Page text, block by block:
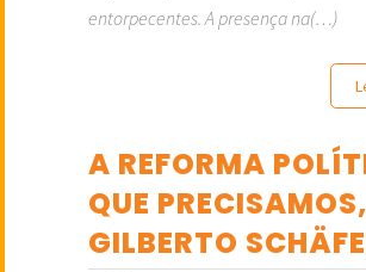
entorpecentes. A presença na(…)
A REFORMA
QUE
GILBERTO